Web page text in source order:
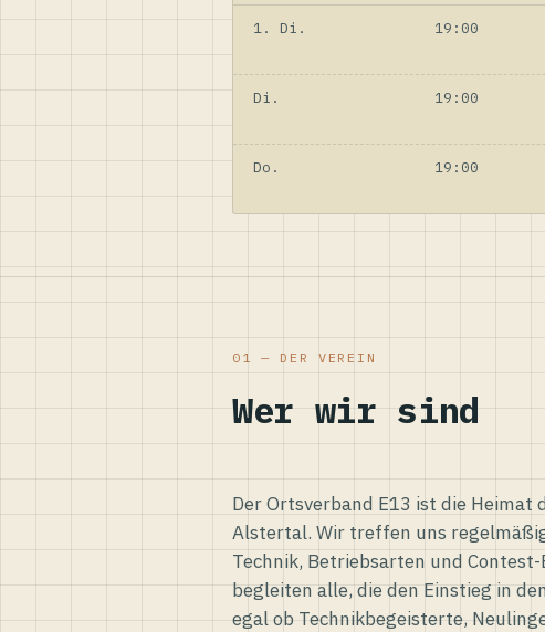
1. Di. 19:00
Di. 19:00
Do. 19:00
01 — DER VEREIN
Wer wir sind
Der Ortsverband E13 ist die Heimat
Alstertal. Wir treffen uns
Technik, Betriebsarten und
begleiten alle, die den Einstieg in
egal ob Technikbegeisterte,